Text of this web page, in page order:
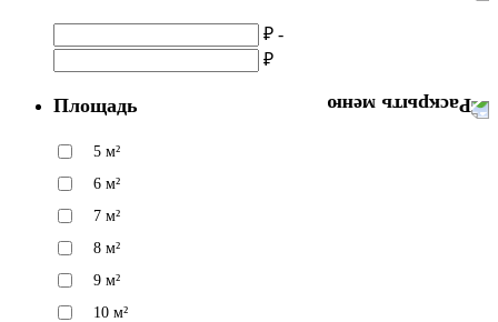
₽ -
₽
Площадь
5 м²
6 м²
7 м²
8 м²
9 м²
10 м²